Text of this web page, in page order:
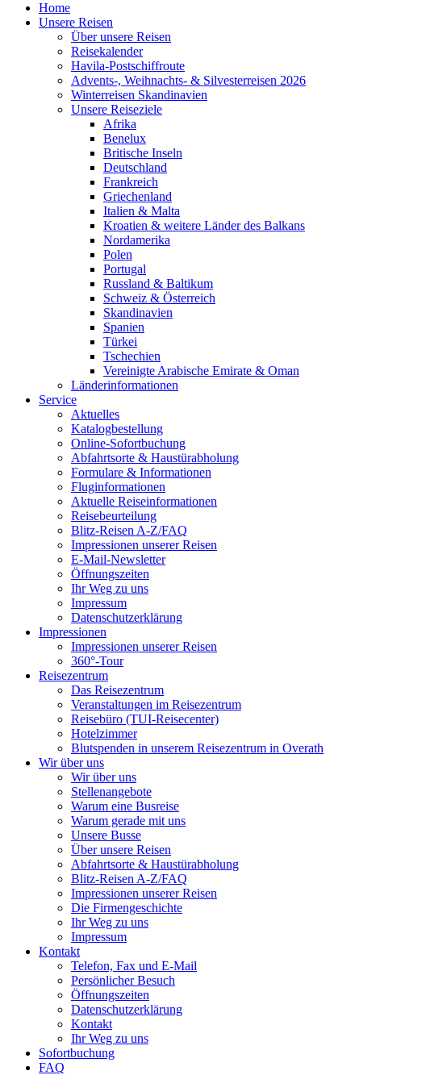
Home
Unsere Reisen
Über unsere Reisen
Reisekalender
Havila-Postschiffroute
Advents-, Weihnachts- & Silvesterreisen 2026
Winterreisen Skandinavien
Unsere Reiseziele
Afrika
Benelux
Britische Inseln
Deutschland
Frankreich
Griechenland
Italien & Malta
Kroatien & weitere Länder des Balkans
Nordamerika
Polen
Portugal
Russland & Baltikum
Schweiz & Österreich
Skandinavien
Spanien
Türkei
Tschechien
Vereinigte Arabische Emirate & Oman
Länderinformationen
Service
Aktuelles
Katalogbestellung
Online-Sofortbuchung
Abfahrtsorte & Haustürabholung
Formulare & Informationen
Fluginformationen
Aktuelle Reiseinformationen
Reisebeurteilung
Blitz-Reisen A-Z/FAQ
Impressionen unserer Reisen
E-Mail-Newsletter
Öffnungszeiten
Ihr Weg zu uns
Impressum
Datenschutzerklärung
Impressionen
Impressionen unserer Reisen
360°-Tour
Reisezentrum
Das Reisezentrum
Veranstaltungen im Reisezentrum
Reisebüro (TUI-Reisecenter)
Hotelzimmer
Blutspenden in unserem Reisezentrum in Overath
Wir über uns
Wir über uns
Stellenangebote
Warum eine Busreise
Warum gerade mit uns
Unsere Busse
Über unsere Reisen
Abfahrtsorte & Haustürabholung
Blitz-Reisen A-Z/FAQ
Impressionen unserer Reisen
Die Firmengeschichte
Ihr Weg zu uns
Impressum
Kontakt
Telefon, Fax und E-Mail
Persönlicher Besuch
Öffnungszeiten
Datenschutzerklärung
Kontakt
Ihr Weg zu uns
Sofortbuchung
FAQ